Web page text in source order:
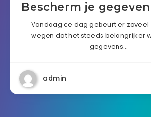
Bescherm je
Vandaag de dag gebeurt er zoveel
wegen dat het steeds belangrijker
gegevens…
admin